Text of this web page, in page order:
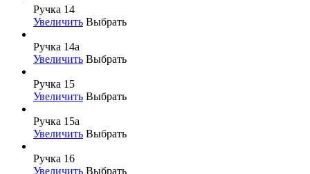
Ручка 14
Увеличить Выбрать
Ручка 14а
Увеличить Выбрать
Ручка 15
Увеличить Выбрать
Ручка 15а
Увеличить Выбрать
Ручка 16
Увеличить Выбрать